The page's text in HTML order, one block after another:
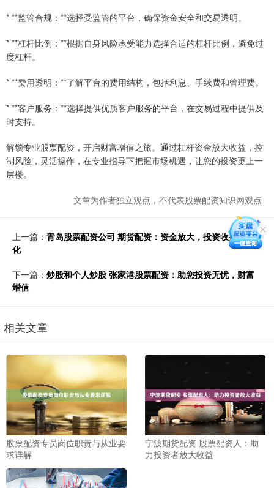
* **监管合规：**选择受监管的平台，确保资金安全和交易透明。
* **杠杆比例：**根据自身风险承受能力选择合适的杠杆比例，避免过
度杠杆。
* **费用透明：**了解平台的费用结构，包括利息、手续费和管理费。
* **客户服务：**选择提供优质客户服务的平台，在交易过程中提供及
时支持。
解锁专业股票配资，开启财富增值之旅。通过杠杆资金放大收益，控
制风险，灵活操作，在专业指导下把握市场机遇，让您的投资更上一
层楼。
文章为作者独立观点，不代表股票配资知识网观点
上一篇： 青岛股票配资公司 期货配资：资金放大，投资收益最大
化
下一篇： 炒股和个人炒股 张家港股票配资：助您投资无忧，财富
增值
相关文章
股票配资专员岗位职责与从业要
求详解
宁波期货配资 股票配资人：助
力投资者放大收益